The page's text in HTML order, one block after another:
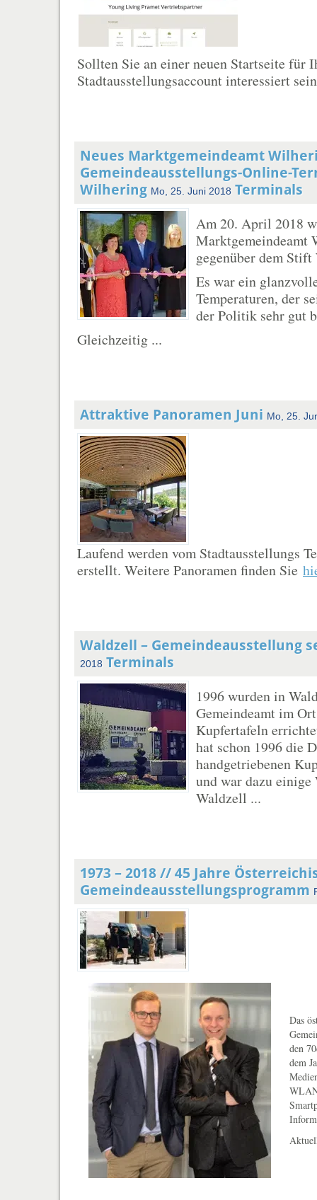
Sollten Sie an einer neuen Startseite für
Stadtausstellungsaccount interessiert
Neues Marktgemeindeamt
Gemeindeausstellungs-Online-
Wilhering Mo, 25. Juni 2018 Terminals
Am 20. April 2018
Marktgemeindeamt
gegenüber dem
Es war ein
Temperaturen, der
der Politik sehr gut
Gleichzeitig ...
Attraktive Panoramen Juni Mo, 25.
Laufend werden vom Stadtausstellungs
erstellt. Weitere Panoramen finden Sie
Waldzell – Gemeindeausstellung
2018 Terminals
1996 wurden in
Gemeindeamt im
Kupfertafeln
hat schon 1996 die
handgetriebenen
und war dazu
Waldzell ...
1973 – 2018 // 45 Jahre
Gemeindeausstellungsprogramm
Das
den
dem